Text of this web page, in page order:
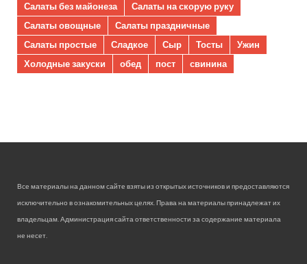
Салаты без майонеза
Салаты на скорую руку
Салаты овощные
Салаты праздничные
Салаты простые
Сладкое Сыр Тосты
Ужин
Холодные закуски
обед пост свинина
Все материалы на данном сайте взяты из открытых источников и предоставляются
исключительно в ознакомительных целях. Права на материалы принадлежат их
владельцам. Администрация сайта ответственности за содержание материала
не несет.